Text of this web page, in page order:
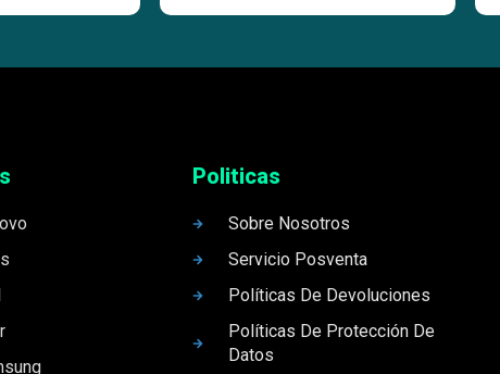
Politicas
Sobre Nosotros
Servicio Posventa
Políticas De Devoluciones
Políticas De Protección De
Datos